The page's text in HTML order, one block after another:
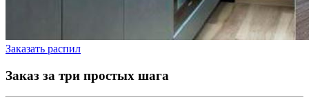
Заказать распил
Заказ за три простых шага